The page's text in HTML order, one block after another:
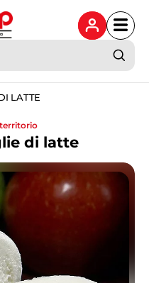
LATTE
territorio
di latte